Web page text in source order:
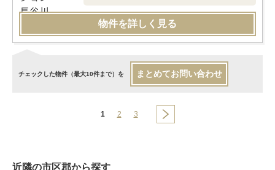
物件を詳しく見る
チェックした物件（最大10件まで）を まとめてお問い合わせ
1 2 3
近隣の市区郡から探す